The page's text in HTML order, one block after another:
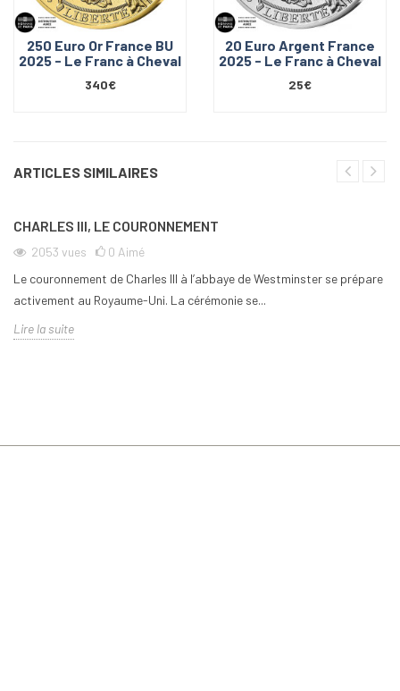
250 Euro Or France BU
2025 - Le Franc à Cheval
340€
20 Euro Argent France
2025 - Le Franc à Cheval
25€
ARTICLES SIMILAIRES
CHARLES III, LE COURONNEMENT
2053 vues 0 Aimé
Le couronnement de Charles III à l’abbaye de Westminster se prépare
activement au Royaume-Uni. La cérémonie se...
Lire la suite